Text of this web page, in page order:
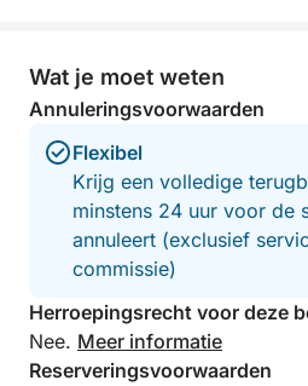
Wat je moet weten
Annuleringsvoorwaarden
Flexibel
Krijg een volledige
minstens 24 uur voor de
annuleert (exclusief
commissie)
Herroepingsrecht voor deze
Nee. Meer informatie
Reserveringsvoorwaarden